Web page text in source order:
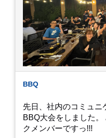
んのトンボが飛んでい
かえるというのは厳
私たち、生かされてい
ないともったいないな
ら教えていただきまし
BBQ
先日、社内のコミュニ
BBQ大会をしました
クメンバーですっ!!!